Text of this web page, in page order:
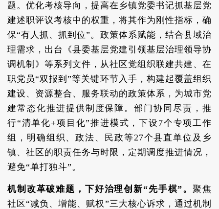
题。优化考核导向，提高在乡镇党委书记抓基层党
建述职评议考核中的权重，将其作为刚性指标，确
保“有人抓、抓到位”。政策体系赋能，结合县域治
理需求，出台《县委基层党建引领基层治理领导协
调机制》等系列文件，从社区党组织联建共建、在
职党员“双报到”等关键环节入手，构建起覆盖组织
建设、资源整合、服务联动的政策体系，为城市党
建常态化推进提供制度保障。部门协同尽责，推
行“清单化+项目化”推进模式，下设7个专项工作
组，明确组织、政法、民政等27个县直单位及乡
镇、社区的职责任务与时限，定期调度推进情况，
避免“单打独斗”。
机制改革破难题，下好治理创新“先手棋”。聚焦
社区“减负、增能、赋权”三大核心诉求，通过机制